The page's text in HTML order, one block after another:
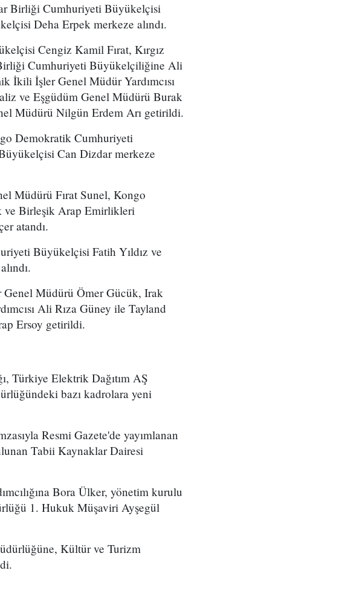
Birliği Cumhuriyeti Büyükelçisi
Deha Erpek merkeze alındı.
Cengiz Kamil Fırat, Kırgız
Cumhuriyeti Büyükelçiliğine Ali
İkili İşler Genel Müdür Yardımcısı
ve Eşgüdüm Genel Müdürü Burak
Müdürü Nilgün Erdem Arı getirildi.
Demokratik Cumhuriyeti
Can Dizdar merkeze
Müdürü Fırat Sunel, Kongo
Birleşik Arap Emirlikleri
atandı.
Büyükelçisi Fatih Yıldız ve
Müdürü Ömer Gücük, Irak
Ali Rıza Güney ile Tayland
Ersoy getirildi.
Türkiye Elektrik Dağıtım AŞ
bazı kadrolara yeni
Resmi Gazete'de yayımlanan
Tabii Kaynaklar Dairesi
Bora Ülker, yönetim kurulu
1. Hukuk Müşaviri Ayşegül
Kültür ve Turizm